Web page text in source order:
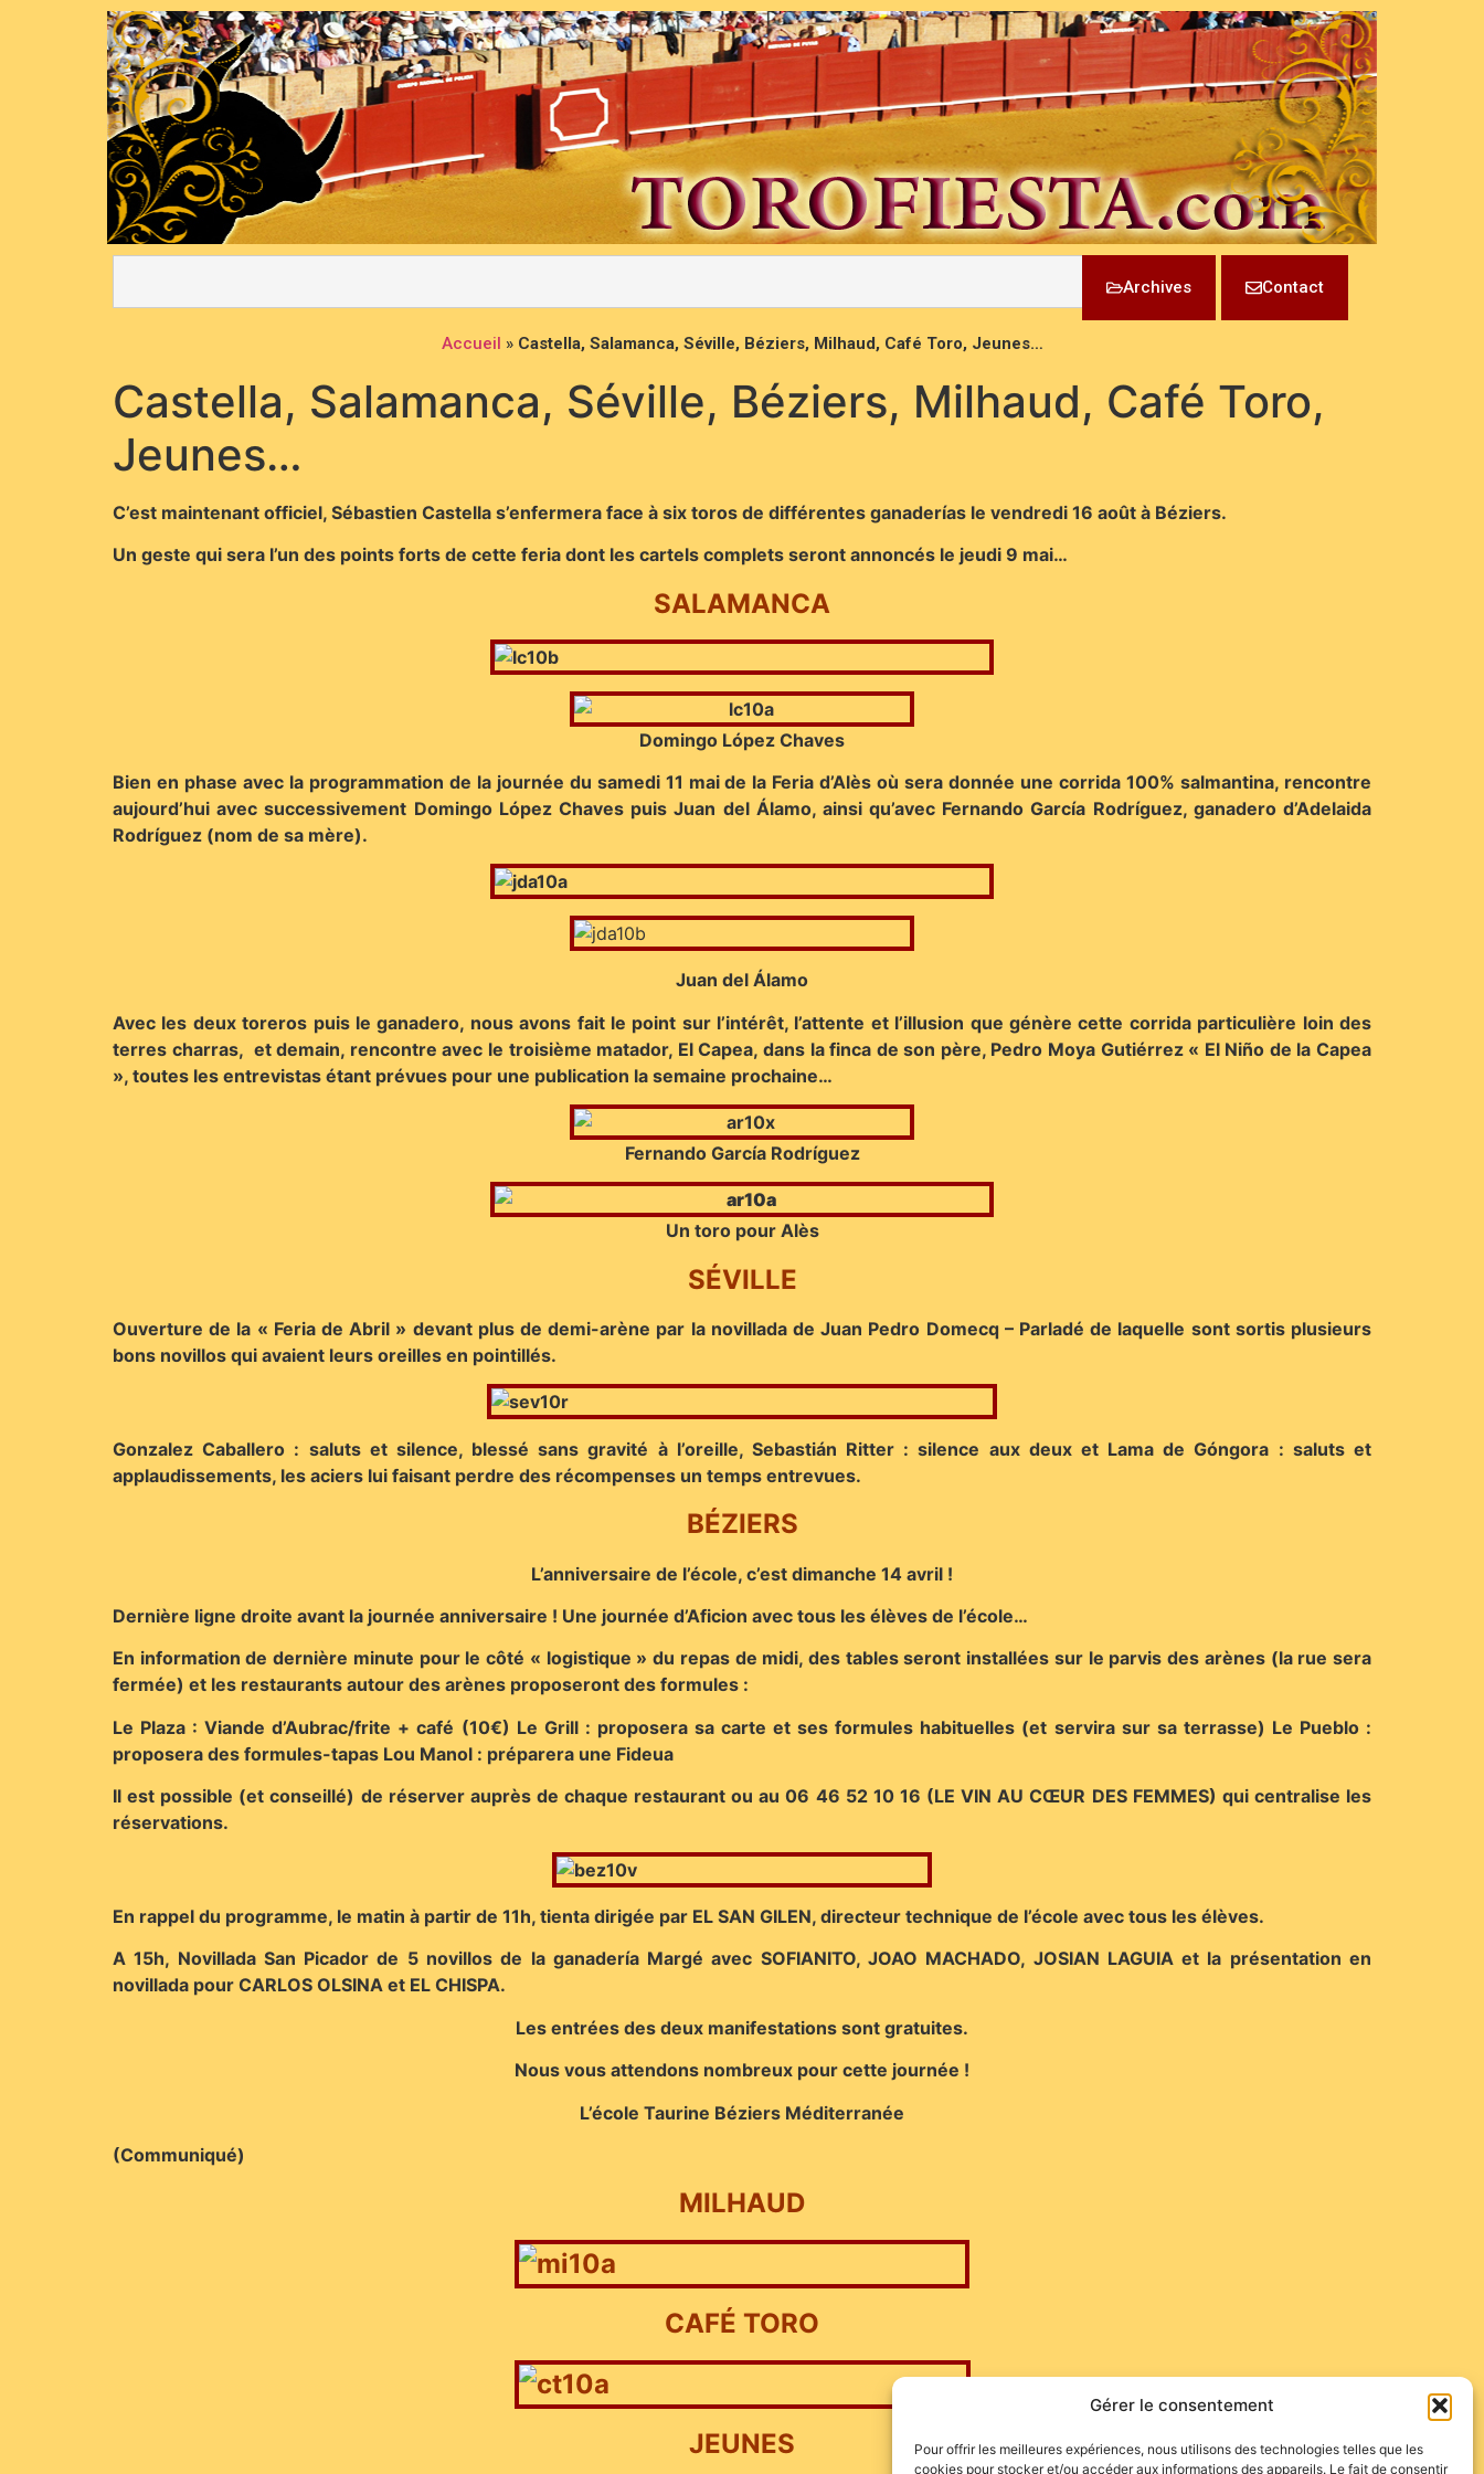
Gérer le consentement
Pour offrir les meilleures expériences, nous utilisons des technologies telles que les
cookies pour stocker et/ou accéder aux informations des appareils. Le fait de consentir
Archives Contact
Accueil » Castella, Salamanca, Séville, Béziers, Milhaud, Café Toro, Jeunes…
Castella, Salamanca, Séville, Béziers, Milhaud, Café Toro,
Jeunes…
C’est maintenant officiel, Sébastien Castella s’enfermera face à six toros de différentes ganaderías le vendredi 16 août à Béziers.
Un geste qui sera l’un des points forts de cette feria dont les cartels complets seront annoncés le jeudi 9 mai…
SALAMANCA
Domingo López Chaves
Bien en phase avec la programmation de la journée du samedi 11 mai de la Feria d’Alès où sera donnée une corrida 100% salmantina, rencontre
aujourd’hui avec successivement Domingo López Chaves puis Juan del Álamo, ainsi qu’avec Fernando García Rodríguez, ganadero d’Adelaida
Rodríguez (nom de sa mère).
Juan del Álamo
Avec les deux toreros puis le ganadero, nous avons fait le point sur l’intérêt, l’attente et l’illusion que génère cette corrida particulière loin des
terres charras, et demain, rencontre avec le troisième matador, El Capea, dans la finca de son père, Pedro Moya Gutiérrez « El Niño de la Capea
», toutes les entrevistas étant prévues pour une publication la semaine prochaine…
Fernando García Rodríguez
Un toro pour Alès
SÉVILLE
Ouverture de la « Feria de Abril » devant plus de demi-arène par la novillada de Juan Pedro Domecq – Parladé de laquelle sont sortis plusieurs
bons novillos qui avaient leurs oreilles en pointillés.
Gonzalez Caballero : saluts et silence, blessé sans gravité à l’oreille, Sebastián Ritter : silence aux deux et Lama de Góngora : saluts et
applaudissements, les aciers lui faisant perdre des récompenses un temps entrevues.
BÉZIERS
L’anniversaire de l’école, c’est dimanche 14 avril !
Dernière ligne droite avant la journée anniversaire ! Une journée d’Aficion avec tous les élèves de l’école…
En information de dernière minute pour le côté « logistique » du repas de midi, des tables seront installées sur le parvis des arènes (la rue sera
fermée) et les restaurants autour des arènes proposeront des formules :
Le Plaza : Viande d’Aubrac/frite + café (10€) Le Grill : proposera sa carte et ses formules habituelles (et servira sur sa terrasse) Le Pueblo :
proposera des formules-tapas Lou Manol : préparera une Fideua
Il est possible (et conseillé) de réserver auprès de chaque restaurant ou au 06 46 52 10 16 (LE VIN AU CŒUR DES FEMMES) qui centralise les
réservations.
En rappel du programme, le matin à partir de 11h, tienta dirigée par EL SAN GILEN, directeur technique de l’école avec tous les élèves.
A 15h, Novillada San Picador de 5 novillos de la ganadería Margé avec SOFIANITO, JOAO MACHADO, JOSIAN LAGUIA et la présentation en
novillada pour CARLOS OLSINA et EL CHISPA.
Les entrées des deux manifestations sont gratuites.
Nous vous attendons nombreux pour cette journée !
L’école Taurine Béziers Méditerranée
(Communiqué)
MILHAUD
CAFÉ TORO
JEUNES